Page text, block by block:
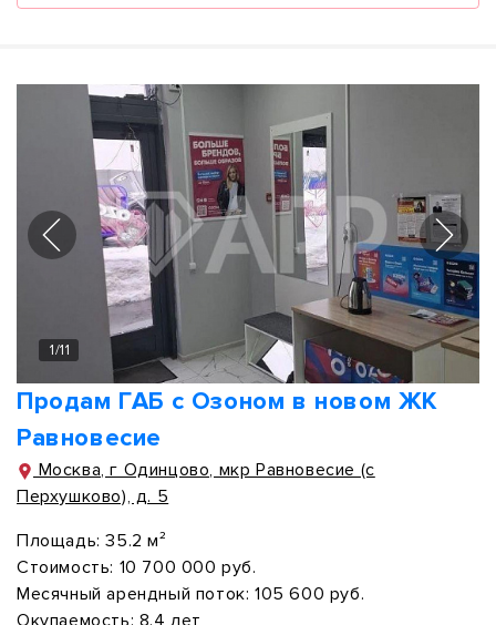
1/11
Продам ГАБ с Озоном в новом ЖК
Равновесие
Москва, г Одинцово, мкр Равновесие (с
Перхушково), д. 5
Площадь: 35.2 м²
Стоимость: 10 700 000 руб.
Месячный арендный поток: 105 600 руб.
Окупаемость: 8.4 лет